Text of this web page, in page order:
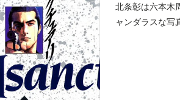
北条彰は六本木
ャンダラスな写